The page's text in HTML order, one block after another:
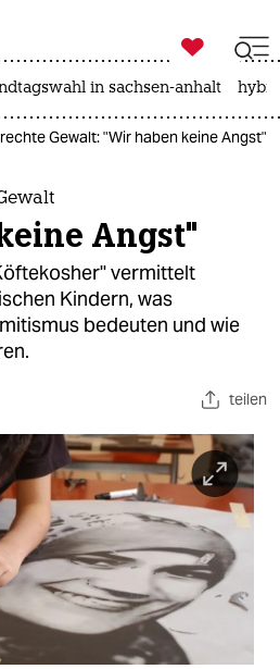
zahl ich
ich

taz zahl ich
in sachsen-anhalt
Gewalt: "Wir haben keine Angst"
Angst"
vermittelt
Kindern, was
bedeuten und wie
teilen